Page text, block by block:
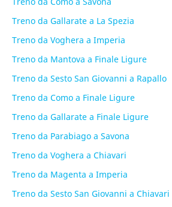
Treno da Gallarate a La Spezia
Treno da Voghera a Imperia
Treno da Mantova a Finale Ligure
Treno da Sesto San Giovanni a Rapallo
Treno da Como a Finale Ligure
Treno da Gallarate a Finale Ligure
Treno da Parabiago a Savona
Treno da Voghera a Chiavari
Treno da Magenta a Imperia
Treno da Sesto San Giovanni a Chiavari